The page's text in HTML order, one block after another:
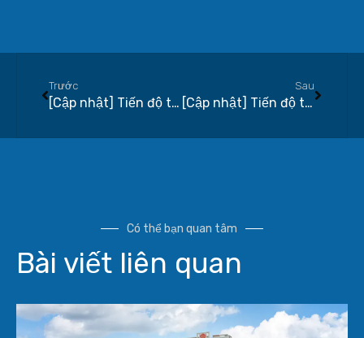
Trước
[Cập nhật] Tiến độ thi công xây dựng dự án Q7 Saigon Riverside tháng 11-2020
Sau
[Cập nhật] Tiến độ thi công xây dựng dự án Q7 Saigon Riverside tháng 01-2021
Có thể bạn quan tâm
Bài viết liên quan